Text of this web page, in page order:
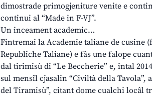
dimostrade primogjeniture venite e
continui al “Made in F-VJ”.
Un inceament academic…
Fintremai la Academie taliane de cusine
Republiche Taliane) e fâs une falope
dal tirimisù di “Le Beccherie” e, intal
sul mensîl cjasalin “Civiltà della
del Tiramisù”, citant dome cualchi locâl